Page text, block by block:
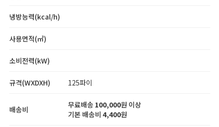
냉방능력(kcal/h)
사용면적(㎡)
소비전력(kW)
규격(WXDXH) 125파이
배송비 무료배송 100,000원 이상
기본 배송비 4,400원